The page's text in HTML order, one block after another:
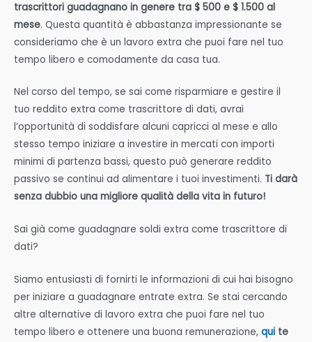
trascrittori guadagnano in genere tra $ 500 e $ 1.500 al
mese. Questa quantità è abbastanza impressionante se
consideriamo che è un lavoro extra che puoi fare nel tuo
tempo libero e comodamente da casa tua.
Nel corso del tempo, se sai come risparmiare e gestire il
tuo reddito extra come trascrittore di dati, avrai
l’opportunità di soddisfare alcuni capricci al mese e allo
stesso tempo iniziare a investire in mercati con importi
minimi di partenza bassi, questo può generare reddito
passivo se continui ad alimentare i tuoi investimenti. Ti darà
senza dubbio una migliore qualità della vita in futuro!
Sai già come guadagnare soldi extra come trascrittore di
dati?
Siamo entusiasti di fornirti le informazioni di cui hai bisogno
per iniziare a guadagnare entrate extra. Se stai cercando
altre alternative di lavoro extra che puoi fare nel tuo
tempo libero e ottenere una buona remunerazione, qui te